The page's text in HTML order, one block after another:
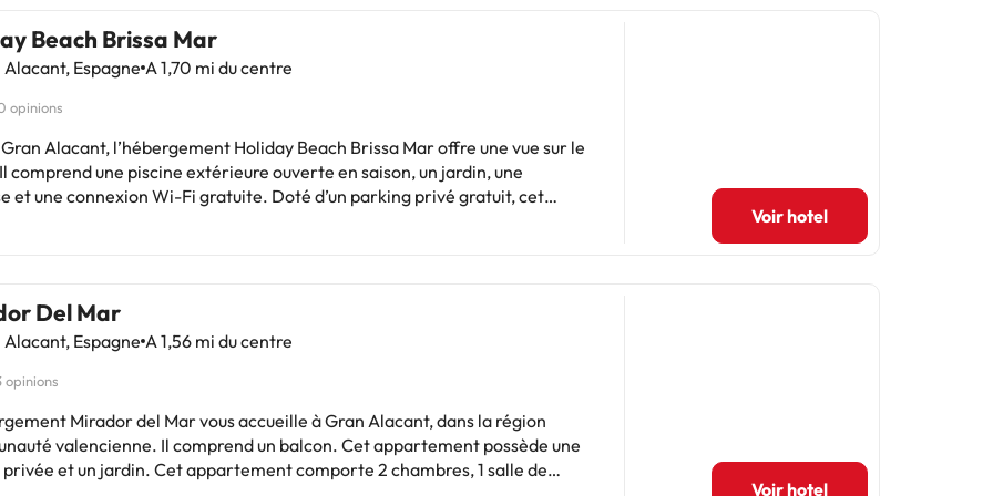
Beach Brissa Mar
Espagne A 1,70 mi du centre
opinions
Alacant, l’hébergement Holiday Beach Brissa Mar offre une vue sur le
comprend une piscine extérieure ouverte en saison, un jardin, une
et une connexion Wi-Fi gratuite. Doté d’un parking privé gratuit, cet
L’établissement possède une aire de jeux. Vous
à respectivement 20 km et 27 km de ces lieux d’intérêt : Gare
et Golf d'Alicante. L'aéroport le plus proche (Aéroport d'Alicante-Elche
Hernández) est à 11 km.Les enterrements de vie de célibataire et autres
ce type sont interdits dans cet établissement. Hébergement géré par un
Voir hotel
Del Mar
Espagne A 1,56 mi du centre
opinions
Mirador del Mar vous accueille à Gran Alacant, dans la région
valencienne. Il comprend un balcon. Cet appartement possède une
Cet appartement comporte 2 chambres, 1 salle de
Voir hotel